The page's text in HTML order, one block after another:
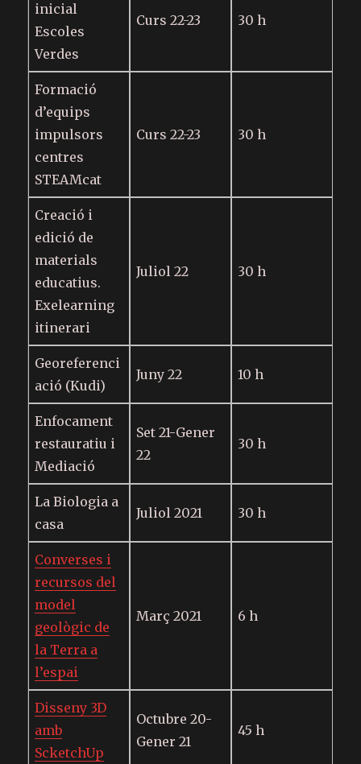
inicial
Escoles
Verdes
Curs 22-23 30 h
Formació
d’equips
impulsors
centres
STEAMcat
Curs 22-23 30 h
Creació i
edició de
materials
educatius.
Exelearning
itinerari
Juliol 22 30 h
Georeferenci
ació (Kudi)
Juny 22 10 h
Enfocament
restauratiu i
Mediació
Set 21-Gener
22
30 h
La Biologia a
casa
Juliol 2021 30 h
Converses i
recursos del
model
geològic de
la Terra a
l’espai
Març 2021 6 h
Disseny 3D
amb
ScketchUp
Octubre 20-
Gener 21
45 h